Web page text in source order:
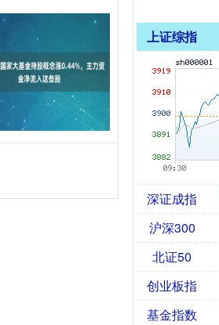
上证综指
深证成指
沪深300
北证50
创业板指
基金指数